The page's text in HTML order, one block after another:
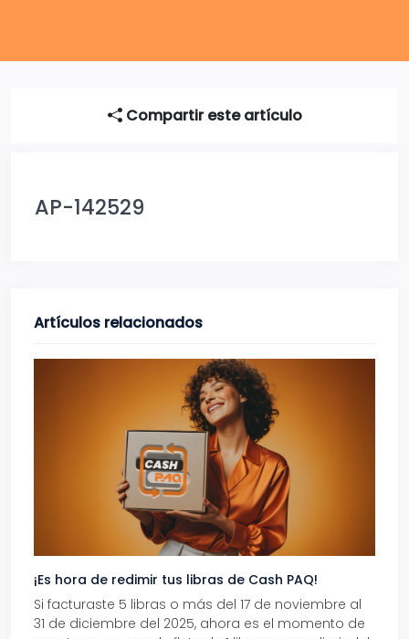
Compartir este artículo
AP-142529
Artículos relacionados
¡Es hora de redimir tus libras de Cash PAQ!
Si facturaste 5 libras o más del 17 de noviembre al
31 de diciembre del 2025, ahora es el momento de